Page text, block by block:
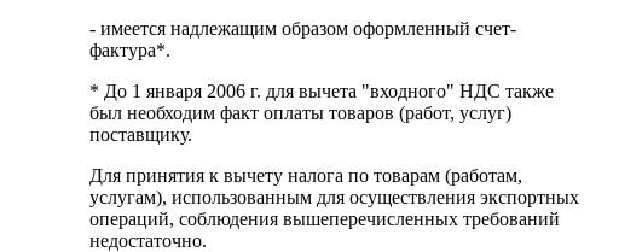
- имеется надлежащим образом оформленный счет-
фактура*.
* До 1 января 2006 г. для вычета "входного" НДС также
был необходим факт оплаты товаров (работ, услуг)
поставщику.
Для принятия к вычету налога по товарам (работам,
услугам), использованным для осуществления экспортных
операций, соблюдения вышеперечисленных требований
недостаточно.